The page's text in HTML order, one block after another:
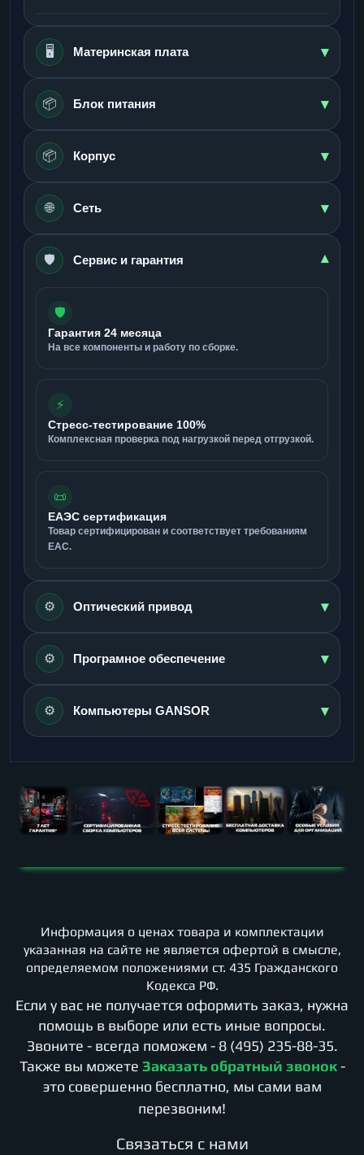
🖥️ Материнская плата ▾
📦 Блок питания ▾
📦 Корпус ▾
🌐 Сеть ▾
🛡️ Сервис и гарантия ▾
🛡️
Гарантия 24 месяца
На все компоненты и работу по сборке.
⚡
Стресс-тестирование 100%
Комплексная проверка под нагрузкой перед отгрузкой.
📜
ЕАЭС сертификация
Товар сертифицирован и соответствует требованиям
ЕАС.
⚙️ Оптический привод ▾
⚙️ Програмное обеспечение ▾
⚙️ Компьютеры GANSOR ▾
Информация о ценах товара и комплектации
указанная на сайте не является офертой в смысле,
определяемом положениями ст. 435 Гражданского
Кодекса РФ.
Если у вас не получается оформить заказ, нужна
помощь в выборе или есть иные вопросы.
Звоните - всегда поможем - 8 (495) 235-88-35.
Также вы можете Заказать обратный звонок -
это совершенно бесплатно, мы сами вам
перезвоним!
Cвязаться с нами